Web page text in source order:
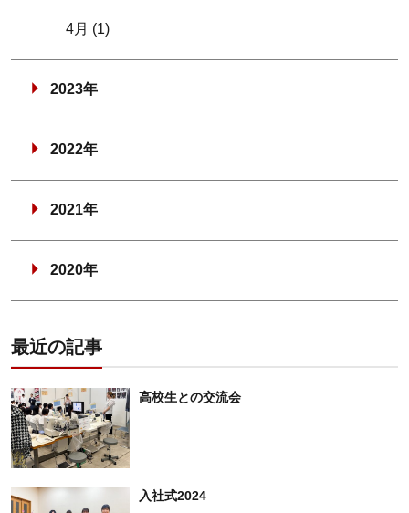
4月 (1)
2023年
2022年
2021年
2020年
最近の記事
高校生との交流会
入社式2024